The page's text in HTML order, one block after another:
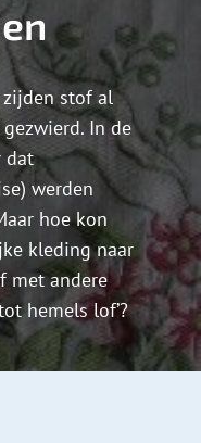
zijden stof al
In de
dat
werden
hoe kon
kleding naar
met andere
hemels lof’?